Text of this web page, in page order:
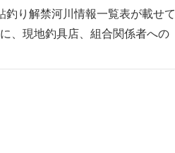
り解禁河川情報一覧表が載せて
、現地釣具店、組合関係者への